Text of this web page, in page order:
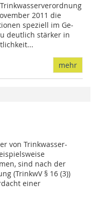
2011 die
speziell im Ge­­
deutlich stärker in
mehr
von Trinkwasser-
sind nach der
(TrinkwV § 16 (3))
einer